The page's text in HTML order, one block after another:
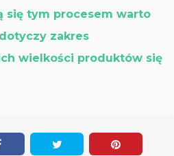
się tym procesem warto
zakres
wielkości produktów się